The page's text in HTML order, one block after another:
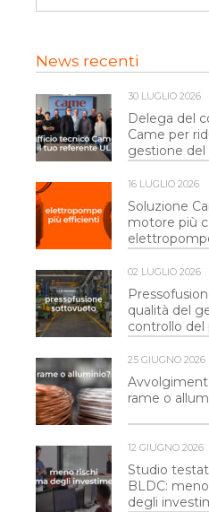
News recenti
30 LUGLIO 2026
Delega del
Came per
gestione del
16 LUGLIO 2026
Soluzione
motore più
02 LUGLIO 2026
qualità del
controllo del
25 GIUGNO 2026
rame o
12 GIUGNO 2026
Studio
BLDC:
degli